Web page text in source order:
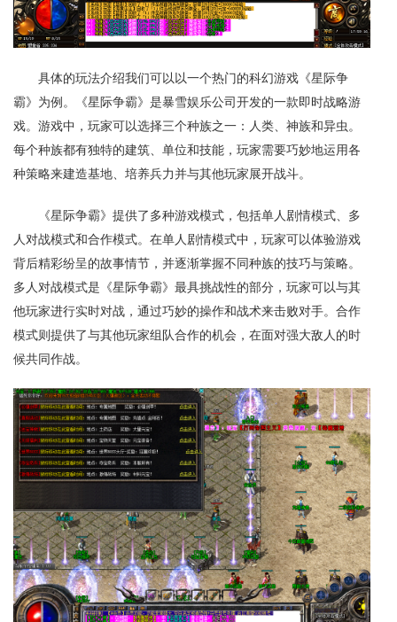
具体的玩法介绍我们可以以一个热门的科幻游戏《星际争
霸》为例。《星际争霸》是暴雪娱乐公司开发的一款即时战略游
戏。游戏中，玩家可以选择三个种族之一：人类、神族和异虫。
每个种族都有独特的建筑、单位和技能，玩家需要巧妙地运用各
种策略来建造基地、培养兵力并与其他玩家展开战斗。
《星际争霸》提供了多种游戏模式，包括单人剧情模式、多
人对战模式和合作模式。在单人剧情模式中，玩家可以体验游戏
背后精彩纷呈的故事情节，并逐渐掌握不同种族的技巧与策略。
多人对战模式是《星际争霸》最具挑战性的部分，玩家可以与其
他玩家进行实时对战，通过巧妙的操作和战术来击败对手。合作
模式则提供了与其他玩家组队合作的机会，在面对强大敌人的时
候共同作战。